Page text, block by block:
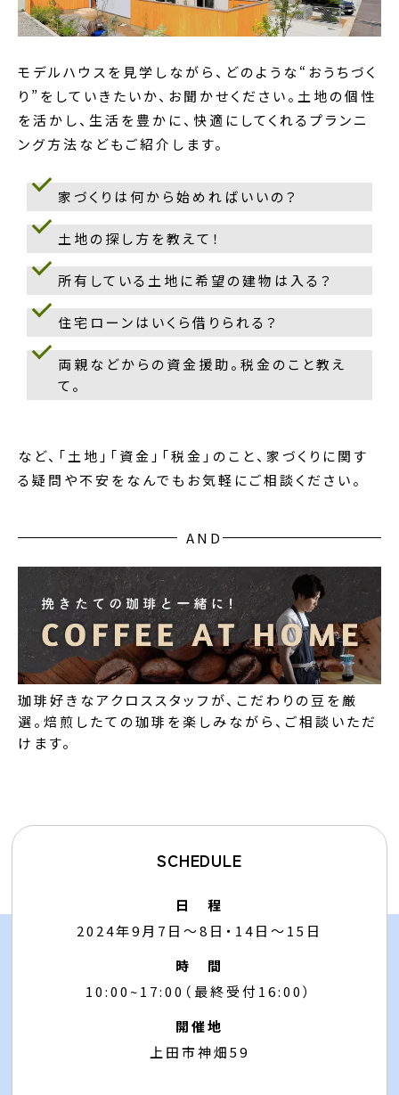
モデルハウスを見学しながら、どのような“おうちづく
り”をしていきたいか、お聞かせください。土地の個性
を活かし、生活を豊かに、快適にしてくれるプランニ
ング方法などもご紹介します。
家づくりは何から始めればいいの？
土地の探し方を教えて！
所有している土地に希望の建物は入る？
住宅ローンはいくら借りられる？
両親などからの資金援助。税金のこと教え
て。
など、「土地」「資金」「税金」のこと、家づくりに関す
る疑問や不安をなんでもお気軽にご相談ください。
AND
珈琲好きなアクロススタッフが、こだわりの豆を厳
選。焙煎したての珈琲を楽しみながら、ご相談いただ
けます。
SCHEDULE
日 程
2024年9月7日～8日・14日～15日
時 間
10:00~17:00（最終受付16:00）
開催地
上田市神畑59